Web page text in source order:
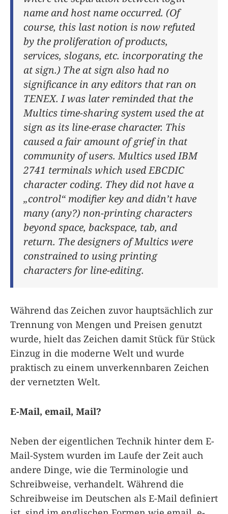
name and host name occurred. (Of
course, this last notion is now refuted
by the proliferation of products,
services, slogans, etc. incorporating the
at sign.) The at sign also had no
significance in any editors that ran on
TENEX. I was later reminded that the
Multics time-sharing system used the at
sign as its line-erase character. This
caused a fair amount of grief in that
community of users. Multics used IBM
2741 terminals which used EBCDIC
character coding. They did not have a
„control“ modifier key and didn’t have
many (any?) non-printing characters
beyond space, backspace, tab, and
return. The designers of Multics were
constrained to using printing
characters for line-editing.
Während das Zeichen zuvor hauptsächlich zur
Trennung von Mengen und Preisen genutzt
wurde, hielt das Zeichen damit Stück für Stück
Einzug in die moderne Welt und wurde
praktisch zu einem unverkennbaren Zeichen
der vernetzten Welt.
E-Mail, email, Mail?
Neben der eigentlichen Technik hinter dem E-
Mail-System wurden im Laufe der Zeit auch
andere Dinge, wie die Terminologie und
Schreibweise, verhandelt. Während die
Schreibweise im Deutschen als E-Mail definiert